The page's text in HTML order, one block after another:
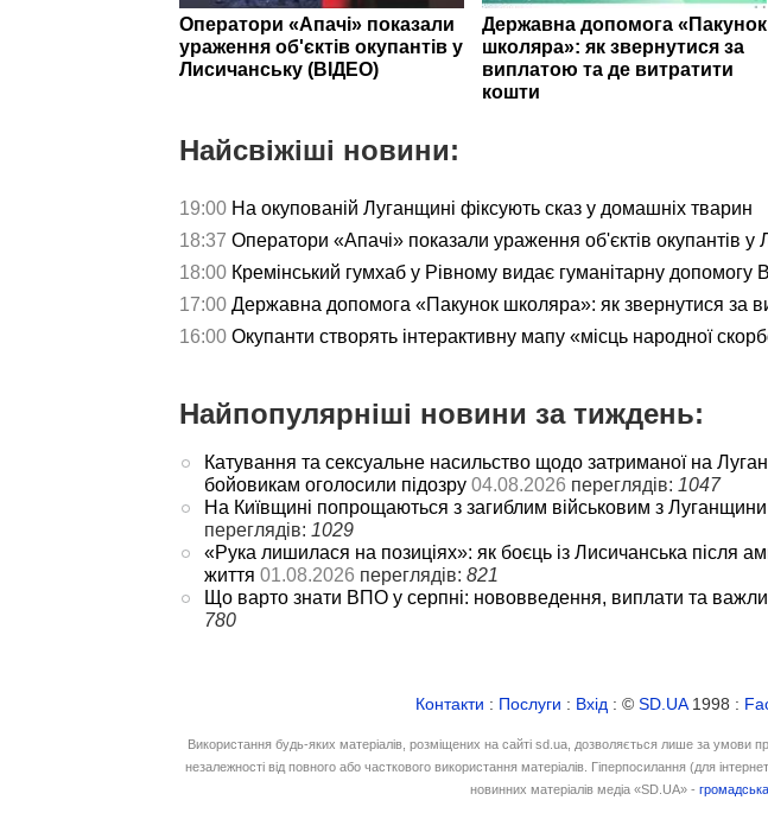
Оператори «Апачі» показали
ураження об'єктів окупантів у
Лисичанську (ВІДЕО)
Державна допомога «Пакунок
школяра»: як звернутися за
виплатою та де витратити
кошти
Найсвіжіші новини:
19:00 На окупованій Луганщині фіксують сказ у домашніх тварин
18:37 Оператори «Апачі» показали ураження об'єктів окупантів
18:00 Кремінський гумхаб у Рівному видає гуманітарну допомогу
17:00 Державна допомога «Пакунок школяра»: як звернутися за
16:00 Окупанти створять інтерактивну мапу «місць народної
Найпопулярніші новини за тиждень:
Катування та сексуальне насильство щодо затриманої на
бойовикам оголосили підозру 04.08.2026 переглядів: 1047
На Київщині попрощаються з загиблим військовим з
переглядів: 1029
«Рука лишилася на позиціях»: як боєць із Лисичанська після
життя 01.08.2026 переглядів: 821
Що варто знати ВПО у серпні: нововведення, виплати та
780
Контакти : Послуги : Вхід : © SD.UA1998 :
Використання будь-яких матеріалів, розміщених на сайті sd.ua, дозволяється лише за умови
незалежності від повного або часткового використання матеріалів. Гіперпосилання (для
новинних матеріалів медіа «SD.UA» -